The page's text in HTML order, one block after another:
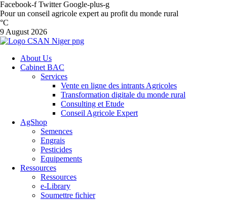
Facebook-f Twitter Google-plus-g
Pour un conseil agricole expert au profit du monde rural
°C
9 August 2026
About Us
Cabinet BAC
Services
Vente en ligne des intrants Agricoles
Transformation digitale du monde rural
Consulting et Etude
Conseil Agricole Expert
AgShop
Semences
Engrais
Pesticides
Equipements
Ressources
Ressources
e-Library
Soumettre fichier